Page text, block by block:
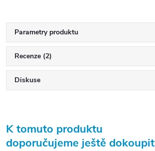
Parametry produktu
Recenze (2)
Diskuse
K tomuto produktu
doporučujeme ještě dokoupit